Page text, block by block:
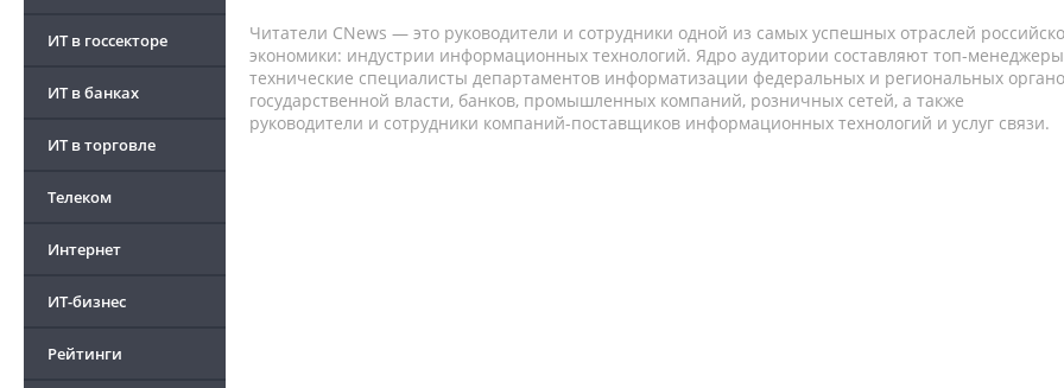
ИТ в госсекторе
ИТ в банках
ИТ в торговле
Телеком
Интернет
ИТ-бизнес
Рейтинги
Читатели CNews — это руководители и сотрудники одной из самых успешных отраслей
экономики: индустрии информационных технологий. Ядро аудитории составляют топ-
технические специалисты департаментов информатизации федеральных и региональных
государственной власти, банков, промышленных компаний, розничных сетей, а также
руководители и сотрудники компаний-поставщиков информационных технологий и услуг связи.